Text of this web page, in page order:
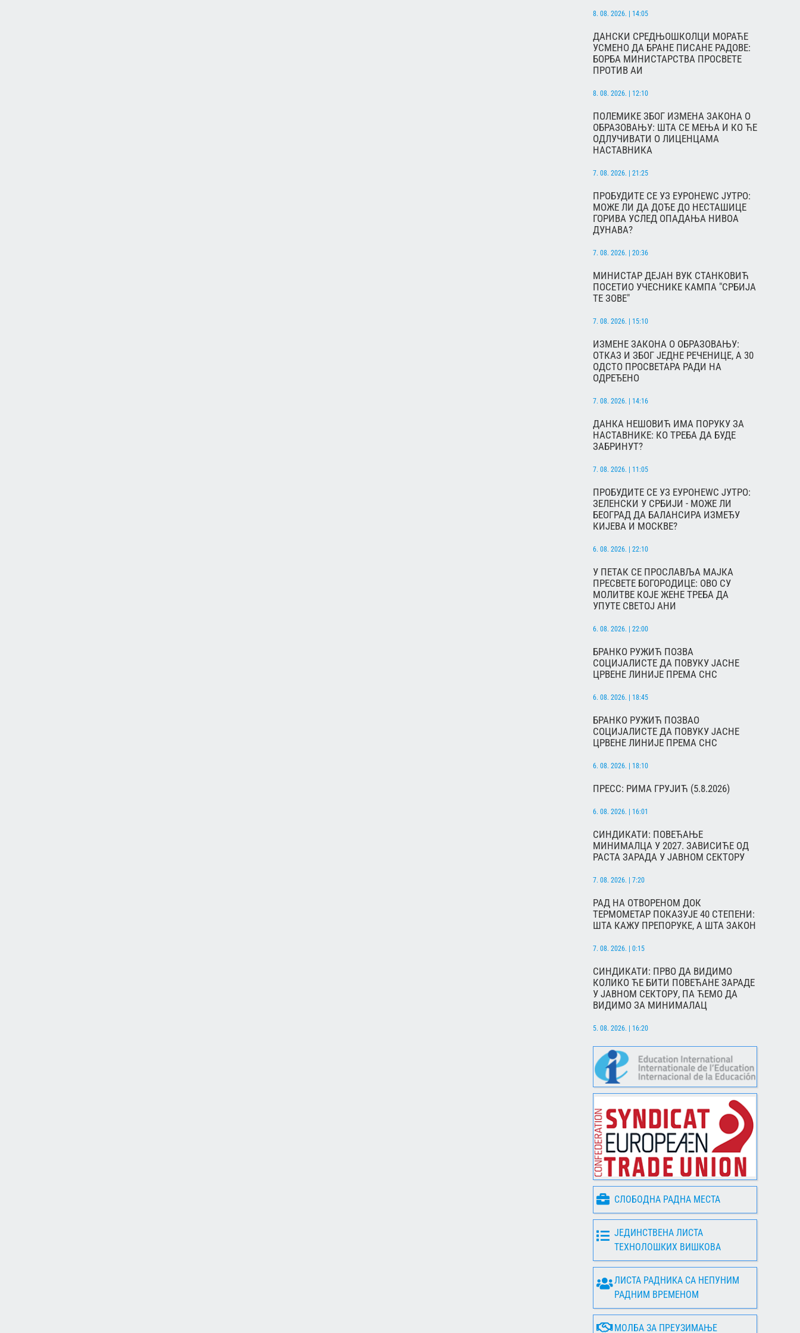
8. 08. 2026. | 14:05
ДАНСКИ СРЕДЊОШКОЛЦИ МОРАЋЕ
УСМЕНО ДА БРАНЕ ПИСАНЕ РАДОВЕ:
БОРБА МИНИСТАРСТВА ПРОСВЕТЕ
ПРОТИВ АИ
8. 08. 2026. | 12:10
ПОЛЕМИКЕ ЗБОГ ИЗМЕНА ЗАКОНА О
ОБРАЗОВАЊУ: ШТА СЕ МЕЊА И КО ЋЕ
ОДЛУЧИВАТИ О ЛИЦЕНЦАМА
НАСТАВНИКА
7. 08. 2026. | 21:25
ПРОБУДИТЕ СЕ УЗ ЕУРОНЕWС ЈУТРО:
МОЖЕ ЛИ ДА ДОЂЕ ДО НЕСТАШИЦЕ
ГОРИВА УСЛЕД ОПАДАЊА НИВОА
ДУНАВА?
7. 08. 2026. | 20:36
МИНИСТАР ДЕЈАН ВУК СТАНКОВИЋ
ПОСЕТИО УЧЕСНИКЕ КАМПА "СРБИЈА
ТЕ ЗОВЕ"
7. 08. 2026. | 15:10
ИЗМЕНЕ ЗАКОНА О ОБРАЗОВАЊУ:
ОТКАЗ И ЗБОГ ЈЕДНЕ РЕЧЕНИЦЕ, А 30
ОДСТО ПРОСВЕТАРА РАДИ НА
ОДРЕЂЕНО
7. 08. 2026. | 14:16
ДАНКА НЕШОВИЋ ИМА ПОРУКУ ЗА
НАСТАВНИКЕ: КО ТРЕБА ДА БУДЕ
ЗАБРИНУТ?
7. 08. 2026. | 11:05
ПРОБУДИТЕ СЕ УЗ ЕУРОНЕWС ЈУТРО:
ЗЕЛЕНСКИ У СРБИЈИ - МОЖЕ ЛИ
БЕОГРАД ДА БАЛАНСИРА ИЗМЕЂУ
КИЈЕВА И МОСКВЕ?
6. 08. 2026. | 22:10
У ПЕТАК СЕ ПРОСЛАВЉА МАЈКА
ПРЕСВЕТЕ БОГОРОДИЦЕ: ОВО СУ
МОЛИТВЕ КОЈЕ ЖЕНЕ ТРЕБА ДА
УПУТЕ СВЕТОЈ АНИ
6. 08. 2026. | 22:00
БРАНКО РУЖИЋ ПОЗВА
СОЦИЈАЛИСТЕ ДА ПОВУКУ ЈАСНЕ
ЦРВЕНЕ ЛИНИЈЕ ПРЕМА СНС
6. 08. 2026. | 18:45
БРАНКО РУЖИЋ ПОЗВАО
СОЦИЈАЛИСТЕ ДА ПОВУКУ ЈАСНЕ
ЦРВЕНЕ ЛИНИЈЕ ПРЕМА СНС
6. 08. 2026. | 18:10
ПРЕСС: РИМА ГРУЈИЋ (5.8.2026)
6. 08. 2026. | 16:01
СИНДИКАТИ: ПОВЕЋАЊЕ
МИНИМАЛЦА У 2027. ЗАВИСИЋЕ ОД
РАСТА ЗАРАДА У ЈАВНОМ СЕКТОРУ
7. 08. 2026. | 7:20
РАД НА ОТВОРЕНОМ ДОК
ТЕРМОМЕТАР ПОКАЗУЈЕ 40 СТЕПЕНИ:
ШТА КАЖУ ПРЕПОРУКЕ, А ШТА ЗАКОН
7. 08. 2026. | 0:15
СИНДИКАТИ: ПРВО ДА ВИДИМО
КОЛИКО ЋЕ БИТИ ПОВЕЋАНЕ ЗАРАДЕ
У ЈАВНОМ СЕКТОРУ, ПА ЋЕМО ДА
ВИДИМО ЗА МИНИМАЛАЦ
5. 08. 2026. | 16:20
СЛОБОДНА РАДНА МЕСТА
ЈЕДИНСТВЕНА ЛИСТА
ТЕХНОЛОШКИХ ВИШКОВА
ЛИСТА РАДНИКА СА НЕПУНИМ
РАДНИМ ВРЕМЕНОМ
МОЛБА ЗА ПРЕУЗИМАЊЕ